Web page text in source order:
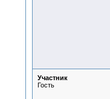
Участник
Гость